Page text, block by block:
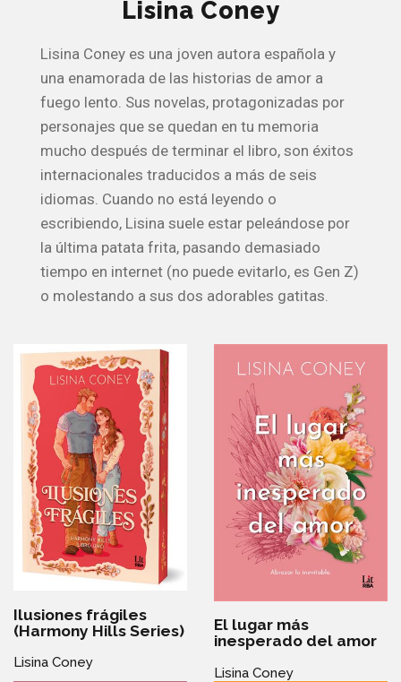
Lisina Coney
Lisina Coney es una joven autora española y
una enamorada de las historias de amor a
fuego lento. Sus novelas, protagonizadas por
personajes que se quedan en tu memoria
mucho después de terminar el libro, son éxitos
internacionales traducidos a más de seis
idiomas. Cuando no está leyendo o
escribiendo, Lisina suele estar peleándose por
la última patata frita, pasando demasiado
tiempo en internet (no puede evitarlo, es Gen Z)
o molestando a sus dos adorables gatitas.
Ilusiones frágiles
(Harmony Hills Series)
Lisina Coney
El lugar más
inesperado del amor
Lisina Coney